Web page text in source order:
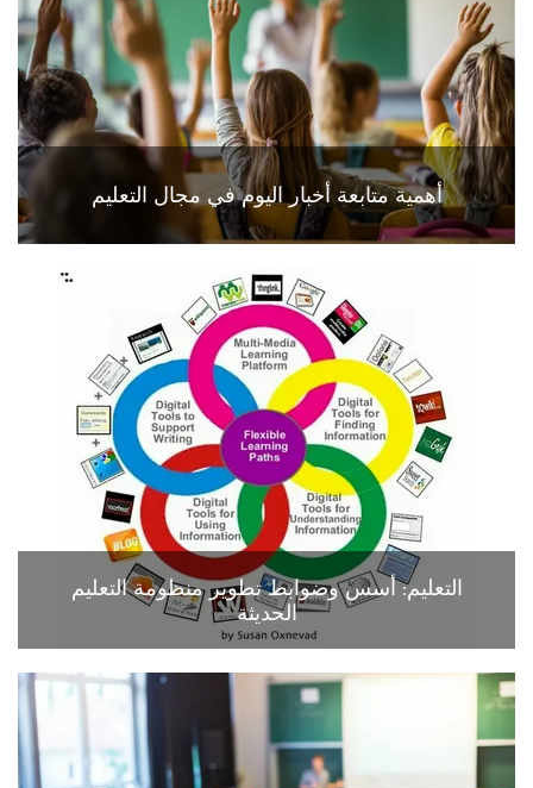
أهمية متابعة أخبار اليوم في مجال التعليم
التعليم: أسس وضوابط تطوير منظومة التعليم
الحديثة